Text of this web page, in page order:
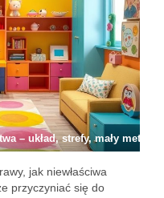
– układ, strefy, mały metraż
jak niewłaściwa
przyczyniać się do